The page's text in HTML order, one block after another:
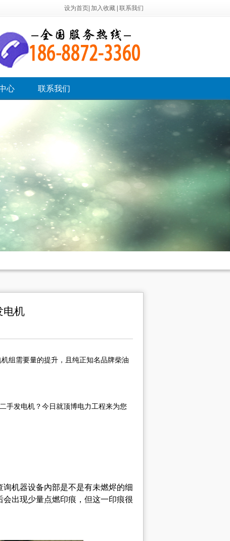
设为首页 加入收藏 联系我们
心 联系我们
电机
组需要量的提升，且纯正知名品牌柴油
手发电机？今日就顶博电力工程来为您
机器设备內部是不是有未燃烬的细
出现少量点燃印痕，但这一印痕很